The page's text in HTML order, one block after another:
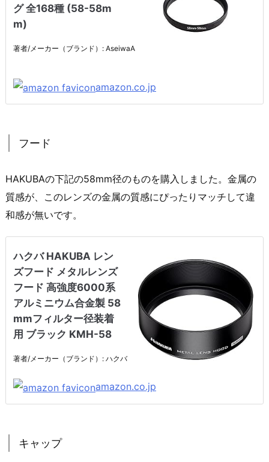
グ 全168種 (58-58m
m)
著者/メーカー（ブランド）: AseiwaA
amazon.co.jp
フード
HAKUBAの下記の58mm径のものを購入しました。金属の
質感が、このレンズの金属の質感にぴったりマッチして違
和感が無いです。
ハクバ HAKUBA レン
ズフード メタルレンズ
フード 高強度6000系
アルミニウム合金製 58
mmフィルター径装着
用 ブラック KMH-58
著者/メーカー（ブランド）: ハクバ
amazon.co.jp
キャップ